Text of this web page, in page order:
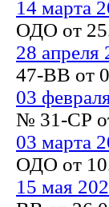
14 марта
ОДО от
28 апреля
47-ВВ от
03
№ 31-СР
03 марта
ОДО от
15 мая